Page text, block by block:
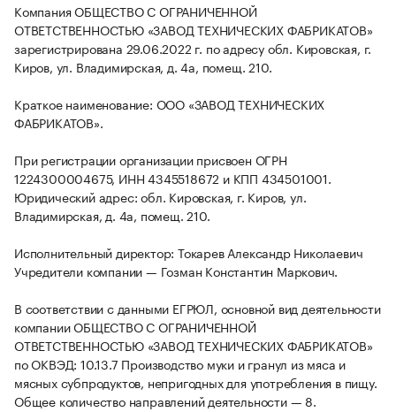
Компания ОБЩЕСТВО С ОГРАНИЧЕННОЙ
ОТВЕТСТВЕННОСТЬЮ «ЗАВОД ТЕХНИЧЕСКИХ ФАБРИКАТОВ»
зарегистрирована 29.06.2022 г. по адресу обл. Кировская, г.
Киров, ул. Владимирская, д. 4а, помещ. 210.
Краткое наименование: ООО «ЗАВОД ТЕХНИЧЕСКИХ
ФАБРИКАТОВ».
При регистрации организации присвоен ОГРН
1224300004675, ИНН 4345518672 и КПП 434501001.
Юридический адрес: обл. Кировская, г. Киров, ул.
Владимирская, д. 4а, помещ. 210.
Исполнительный директор: Токарев Александр Николаевич
Учредители компании — Гозман Константин Маркович.
В соответствии с данными ЕГРЮЛ, основной вид деятельности
компании ОБЩЕСТВО С ОГРАНИЧЕННОЙ
ОТВЕТСТВЕННОСТЬЮ «ЗАВОД ТЕХНИЧЕСКИХ ФАБРИКАТОВ»
по ОКВЭД: 10.13.7 Производство муки и гранул из мяса и
мясных субпродуктов, непригодных для употребления в пищу.
Общее количество направлений деятельности — 8.